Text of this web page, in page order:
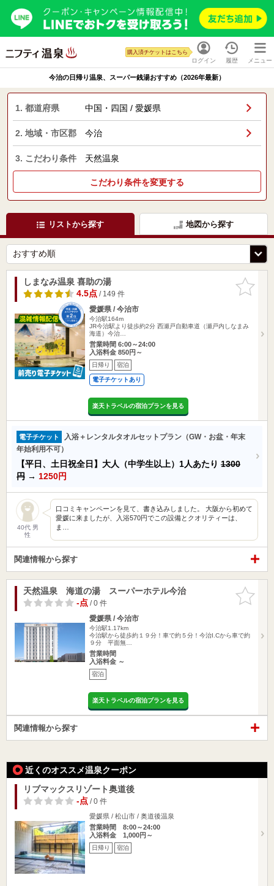
ログイン
購入済チケットはこちら
履歴 メニュー
今治の日帰り温泉、スーパー銭湯おすすめ（2026年最新）
1. 都道府県 中国・四国 / 愛媛県
2. 地域・市区郡 今治
3. こだわり条件 天然温泉
こだわり条件を変更する
リストから探す 地図から探す
お気に入
りに追加
しまなみ温泉 喜助の湯
4.5点/ 149 件
愛媛県 / 今治市
今治駅164m
JR今治駅より徒歩約2分 西瀬戸自動車道（瀬戸内しなまみ
海道）今治…
営業時間 6:00～24:00
入浴料金 850円～
日帰り 宿泊
電子チケットあり
楽天トラベルの宿泊プランを見る
電子チケット
入浴＋レンタルタオルセットプラン（GW・お盆・年末
年始利用不可）
【平日、土日祝全日】大人（中学生以上）1人あたり 1300
円 → 1250円
40代 男
性
口コミキャンペーンを見て、書き込みしました。 大阪から初めて
愛媛に来ましたが、入浴570円でこの設備とクオリティーは、
ま…
関連情報から探す
お気に入
りに追加
天然温泉 海道の湯 スーパーホテル今治
-点/ 0 件
愛媛県 / 今治市
今治駅1.17km
今治駅から徒歩約１９分！車で約５分！今治I.Cから車で約
９分 平面無…
営業時間
入浴料金 ～
宿泊
楽天トラベルの宿泊プランを見る
関連情報から探す
近くのオススメ温泉クーポン
リブマックスリゾート奥道後
-点/ 0 件
愛媛県 / 松山市 / 奥道後温泉
営業時間 8:00～24:00
入浴料金 1,000円～
日帰り 宿泊